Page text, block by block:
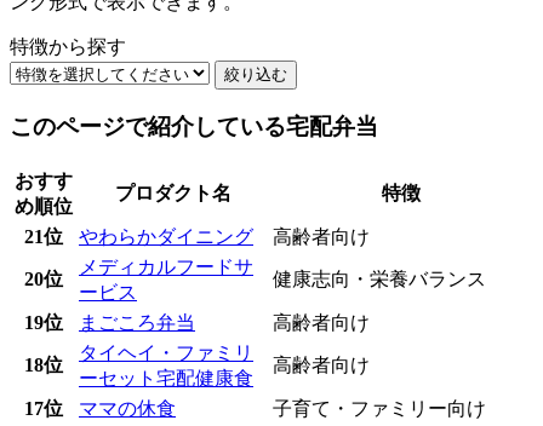
特徴から探す
絞り込む
このページで紹介している宅配弁当
おすす
め順位
プロダクト名 特徴
21位 やわらかダイニング 高齢者向け
20位
メディカルフードサ
ービス
健康志向・栄養バランス
19位 まごころ弁当 高齢者向け
18位
タイヘイ・ファミリ
ーセット宅配健康食
高齢者向け
17位 ママの休食
子育て・ファミリー向け